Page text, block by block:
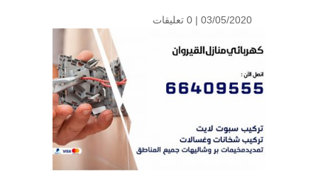
03/05/2020 | 0 تعليقات